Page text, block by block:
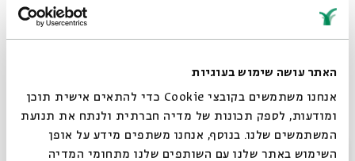
האתר עושה שימוש בעוגיות
אנחנו משתמשים בקובצי Cookie כדי להתאים אישית תוכן
ומודעות, לספק תכונות של מדיה חברתית ולנתח את תנועת
המשתמשים שלנו. בנוסף, אנחנו משתפים מידע על אופן
השימוש באתר שלנו עם השותפים שלנו מתחומי המדיה
יוטיוב
קבלו טעימה מפסטיבל סיפור.עם 2016:
יוטיוב
סגור